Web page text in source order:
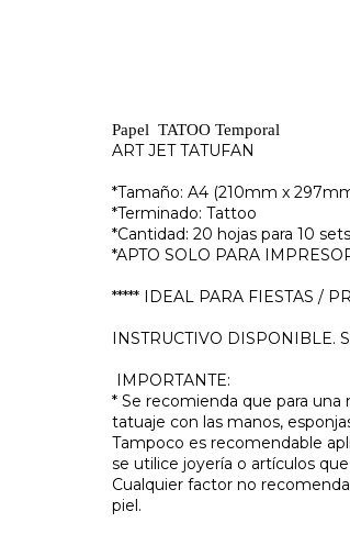
Papel TATOO Temporal
ART JET TATUFAN
*Tamaño: A4 (210mm x
*Terminado: Tattoo
*Cantidad: 20 hojas para 10
*APTO SOLO PARA
***** IDEAL PARA FIESTAS /
INSTRUCTIVO DISPONIBLE.
IMPORTANTE:
* Se recomienda que para una
tatuaje con las manos,
Tampoco es recomendable
se utilice joyería o artículos
Cualquier factor no
piel.